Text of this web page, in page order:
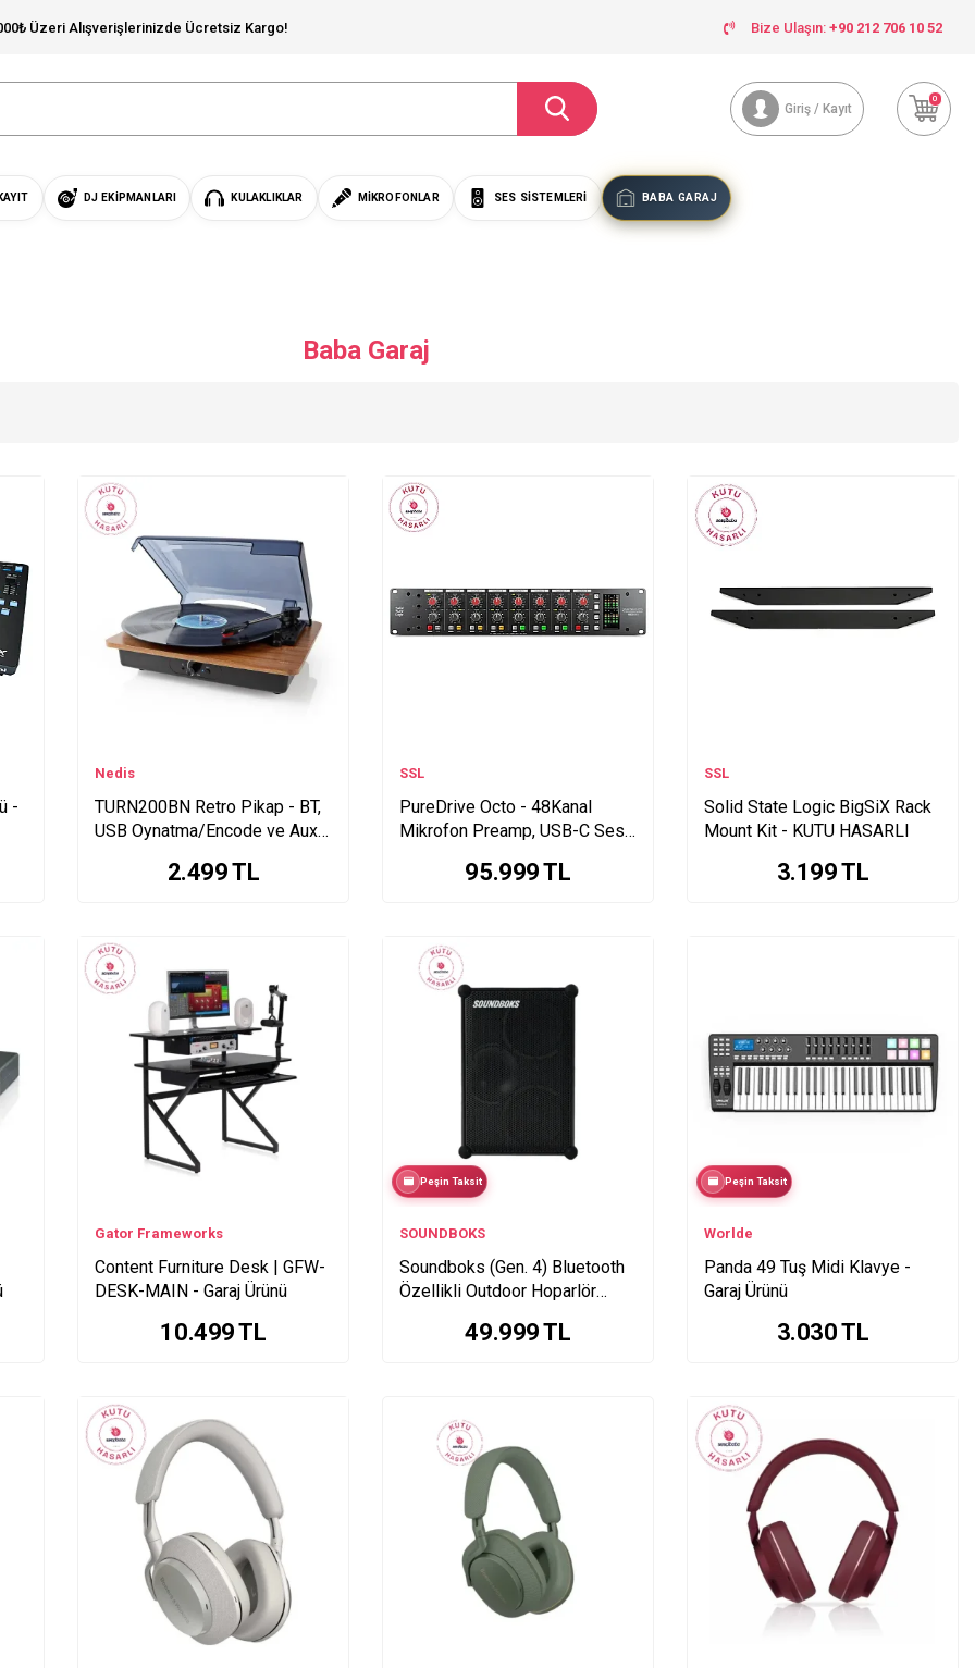
Üzeri Alışverişlerinizde Ücretsiz Kargo! Bize Ulaşın: +90 212 706 10 52
Giriş / Kayıt
0
DJ EKIPMANLARI KULAKLIKLAR MIKROFONLAR SES SISTEMLERI BABA GARAJ
Baba Garaj
-
Nedis
TURN200BN Retro Pikap - BT,
USB Oynatma/Encode ve Aux
2.499TL
SSL
PureDrive Octo - 48Kanal
Mikrofon Preamp, USB-C Ses
95.999TL
SSL
Solid State Logic BigSiX Rack
Mount Kit - KUTU HASARLI
3.199TL
Gator Frameworks
Content Furniture Desk | GFW-
DESK-MAIN - Garaj Ürünü
10.499TL
Peşin Taksit
SOUNDBOKS
Soundboks (Gen. 4) Bluetooth
Özellikli Outdoor Hoparlör
49.999TL
Peşin Taksit
Worlde
Panda 49 Tuş Midi Klavye -
Garaj Ürünü
3.030TL